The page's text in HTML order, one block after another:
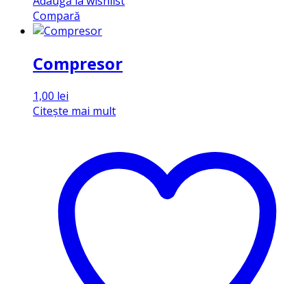
Compară
Compresor
1,00 lei
Citește mai mult